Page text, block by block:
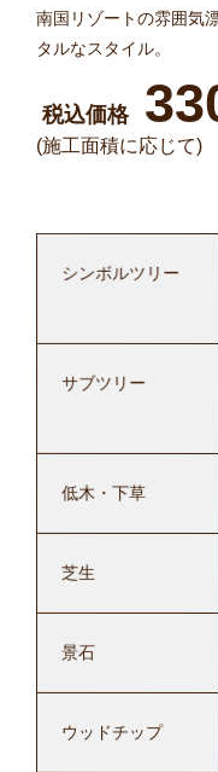
南国リゾートの雰囲気
タルなスタイル。
税込価格
(施工面積に応じて)
シンボルツリー
サブツリー
低木・下草
芝生
景石
ウッドチップ